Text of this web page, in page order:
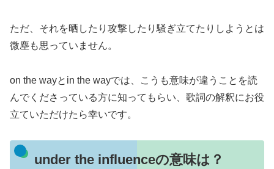
ただ、それを晒したり攻撃したり騒ぎ立てたりしようとは
微塵も思っていません。
on the wayとin the wayでは、こうも意味が違うことを読
んでくださっている方に知ってもらい、歌詞の解釈にお役
立ていただけたら幸いです。
under the influenceの意味は？